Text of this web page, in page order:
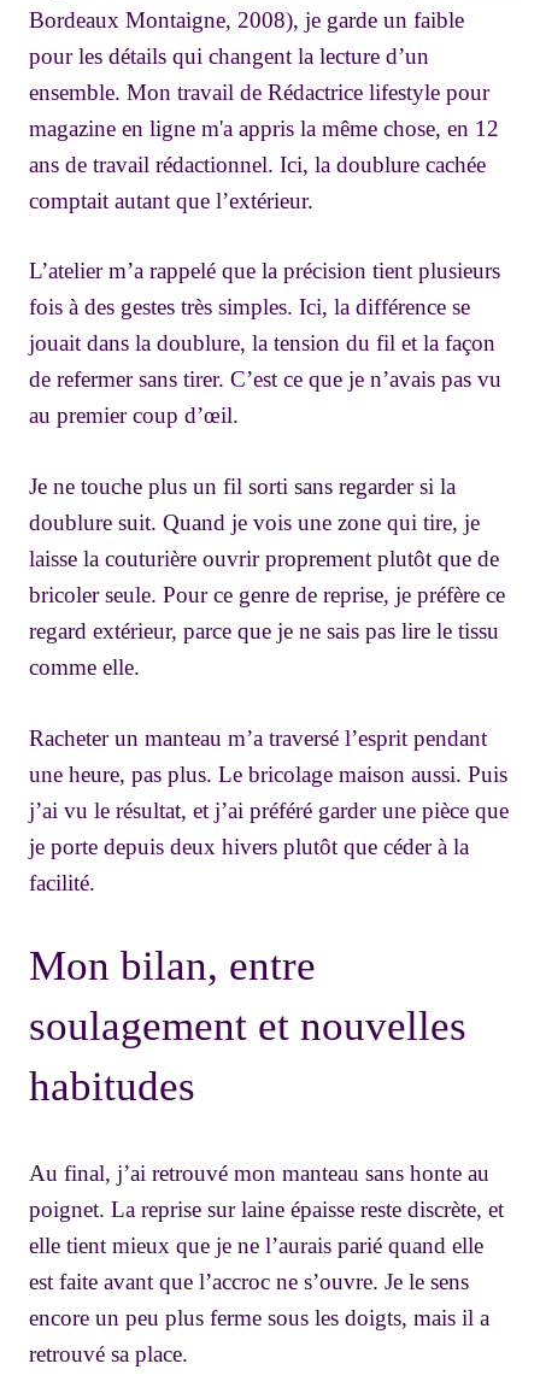
Bordeaux Montaigne, 2008), je garde un faible
pour les détails qui changent la lecture d’un
ensemble. Mon travail de Rédactrice lifestyle pour
magazine en ligne m'a appris la même chose, en 12
ans de travail rédactionnel. Ici, la doublure cachée
comptait autant que l’extérieur.
L’atelier m’a rappelé que la précision tient plusieurs
fois à des gestes très simples. Ici, la différence se
jouait dans la doublure, la tension du fil et la façon
de refermer sans tirer. C’est ce que je n’avais pas vu
au premier coup d’œil.
Je ne touche plus un fil sorti sans regarder si la
doublure suit. Quand je vois une zone qui tire, je
laisse la couturière ouvrir proprement plutôt que de
bricoler seule. Pour ce genre de reprise, je préfère ce
regard extérieur, parce que je ne sais pas lire le tissu
comme elle.
Racheter un manteau m’a traversé l’esprit pendant
une heure, pas plus. Le bricolage maison aussi. Puis
j’ai vu le résultat, et j’ai préféré garder une pièce que
je porte depuis deux hivers plutôt que céder à la
facilité.
Mon bilan, entre
soulagement et nouvelles
habitudes
Au final, j’ai retrouvé mon manteau sans honte au
poignet. La reprise sur laine épaisse reste discrète, et
elle tient mieux que je ne l’aurais parié quand elle
est faite avant que l’accroc ne s’ouvre. Je le sens
encore un peu plus ferme sous les doigts, mais il a
retrouvé sa place.